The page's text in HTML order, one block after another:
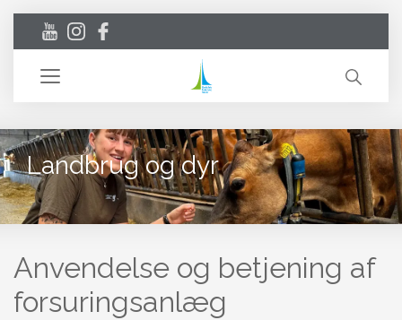
Toggle
Landbrug og dyr
Anvendelse og betjening af
forsuringsanlæg